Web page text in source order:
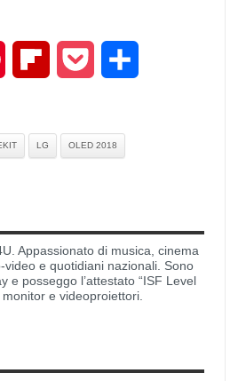
Pinterest FlipboardPocket
LG OLED 2018
Appassionato di musica, cinema
e quotidiani nazionali. Sono
e posseggo l’attestato “ISF Level
e videoproiettori.